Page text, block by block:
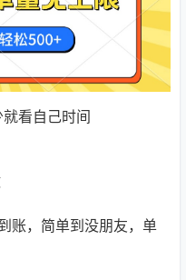
看自己时间
账，简单到没朋友，单